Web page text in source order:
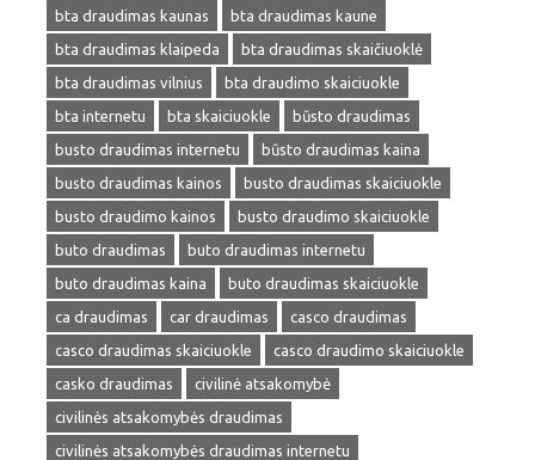
bta draudimas kaunas
bta draudimas kaune
bta draudimas klaipeda
bta draudimas skaičiuoklė
bta draudimas vilnius
bta draudimo skaiciuokle
bta internetu
bta skaiciuokle
būsto draudimas
busto draudimas internetu
būsto draudimas kaina
busto draudimas kainos
busto draudimas skaiciuokle
busto draudimo kainos
busto draudimo skaiciuokle
buto draudimas
buto draudimas internetu
buto draudimas kaina
buto draudimas skaiciuokle
ca draudimas
car draudimas
casco draudimas
casco draudimas skaiciuokle
casco draudimo skaiciuokle
casko draudimas
civilinė atsakomybė
civilinės atsakomybės draudimas
civilinės atsakomybės draudimas internetu